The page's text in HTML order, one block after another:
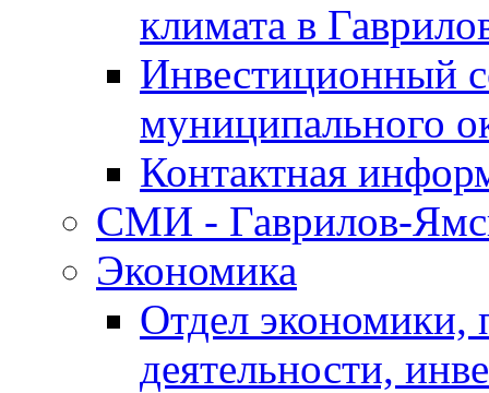
климата в
Инвестиционный
муниципального
Контактная
СМИ - Гаврилов-
Экономика
Отдел экономики,
деятельности,